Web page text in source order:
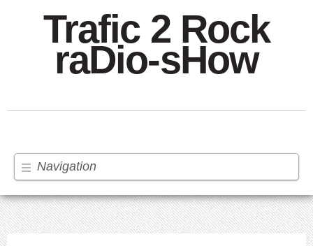
Trafic 2 Rock
raDio-sHow
Navigation